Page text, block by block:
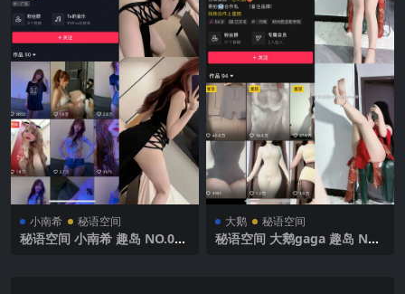
小南希 秘语空间
秘语空间 小南希 趣岛 NO.016
大鹅 秘语空间
秘语空间 大鹅gaga 趣岛 NO.